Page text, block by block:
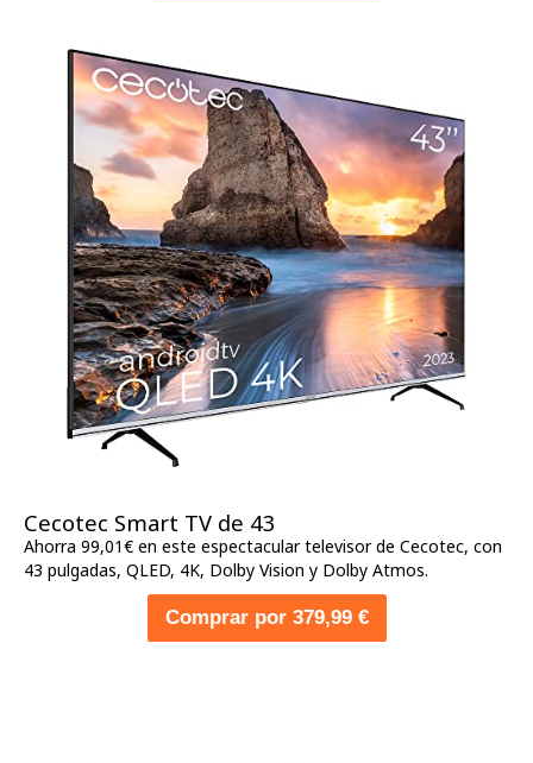
Cecotec Smart TV de 43
Ahorra 99,01€ en este espectacular televisor de Cecotec, con
43 pulgadas, QLED, 4K, Dolby Vision y Dolby Atmos.
Comprar por 379,99 €